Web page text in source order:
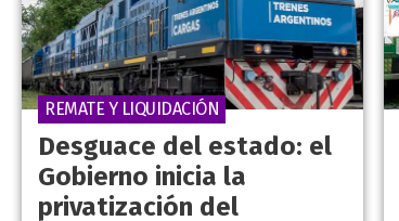
Desguace del estado: el
Gobierno inicia la
privatización del
REMATE Y LIQUIDACIÓN